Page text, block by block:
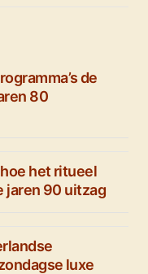
de
80
het ritueel
jaren 90 uitzag
luxe